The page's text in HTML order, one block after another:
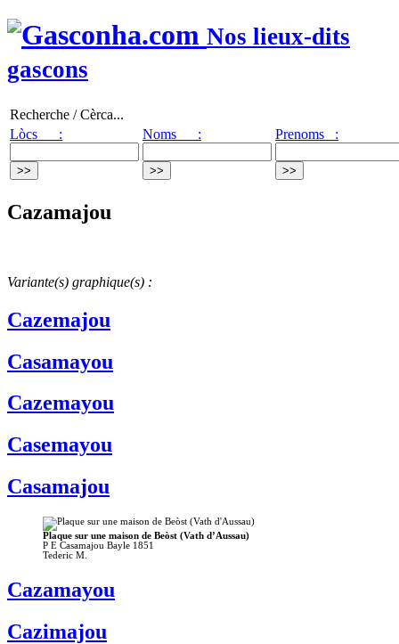
Nos lieux-dits
gascons
Recherche / Cèrca...
Lòcs :
Noms : Prenoms :
Cazamajou
Variante(s) graphique(s) :
Cazemajou
Casamayou
Cazemayou
Casemayou
Casamajou
Plaque sur une maison de Beòst (Vath d’Aussau)
P E Casamajou Bayle 1851
Tederic M.
Cazamayou
Cazimajou